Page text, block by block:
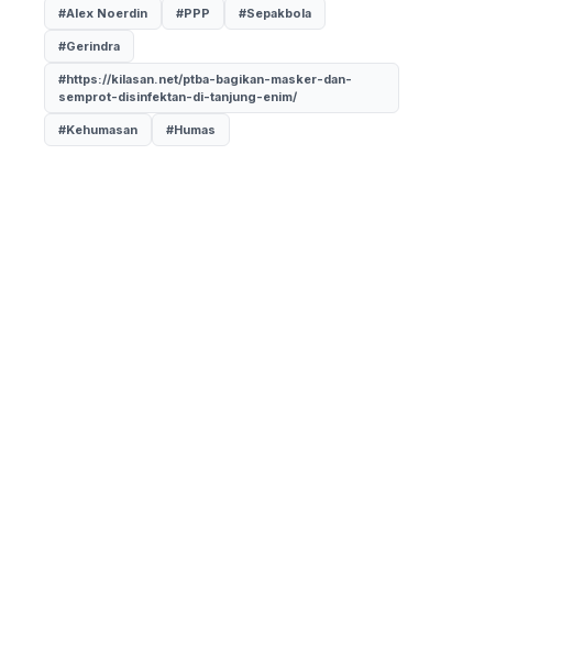
#Alex Noerdin #PPP #Sepakbola
#Gerindra
#https://kilasan.net/ptba-bagikan-masker-dan-
semprot-disinfektan-di-tanjung-enim/
#Kehumasan #Humas